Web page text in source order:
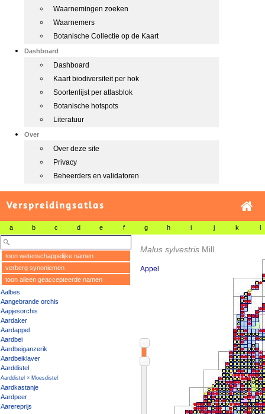
Waarnemingen zoeken
Waarnemers
Botanische Collectie op de Kaart
Dashboard
Dashboard
Kaart biodiversiteit per hok
Soortenlijst per atlasblok
Botanische hotspots
Literatuur
Over
Over deze site
Privacy
Beheerders en validatoren
Verspreidingsatlas
a b c d e f g h i j k l
toon wetenschappelijke namen
verberg synoniemen
toon alleen geaccepteerde namen
Aalbes
Aangebrande orchis
Aapjesorchis
Aardaker
Aardappel
Aardbei
Aardbeiganzerik
Aardbeiklaver
Aarddistel
Aarddistel × Moesdistel
Aardkastanje
Aardpeer
Aarereprijs
Malus sylvestris Mill.
Appel